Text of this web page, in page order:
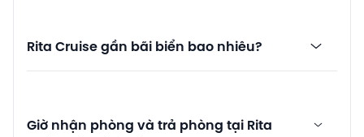
Rita Cruise gần bãi biển bao nhiêu?
Giờ nhận phòng và trả phòng tại Rita